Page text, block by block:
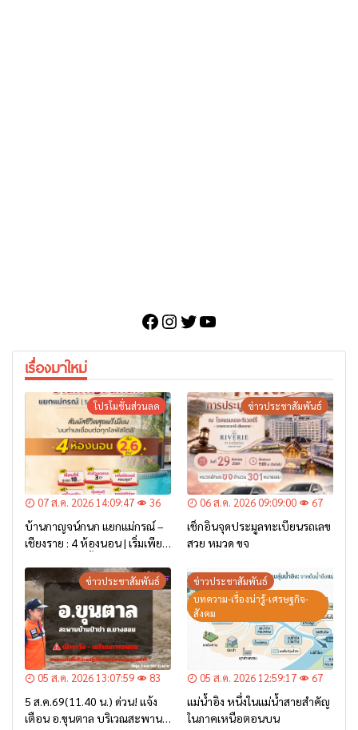
Facebook
Instagram
Twitter
YouTube
เรื่องมาใหม่
โปรโมชั่นส่วนลด
07 ส.ค. 2026 14:09:47 36
บ้านกาญจน์กนก แยกแม่กรณ์ –
เชียงราย : 4 ห้องนอน | เริ่มเพียง
ข่าวประชาสัมพันธ์
06 ส.ค. 2026 09:09:00 67
เช็กอินจุดประมูลทะเบียนรถเลข
สวย หมวด ขจ
ข่าวประชาสัมพันธ์
05 ส.ค. 2026 13:07:59 83
5 ส.ค.69(11.40 น.) ด่วน! แจ้ง
เตือน อ.ขุนตาล บริเวณสะพาน
ข่าวประชาสัมพันธ์
บทความ-เรื่องน่ารู้-เศรษฐกิจ-
สังคม
05 ส.ค. 2026 12:59:17 67
แม่น้ำอิง หนึ่งในแม่น้ำสายสำคัญ
ในภาคเหนือตอนบน